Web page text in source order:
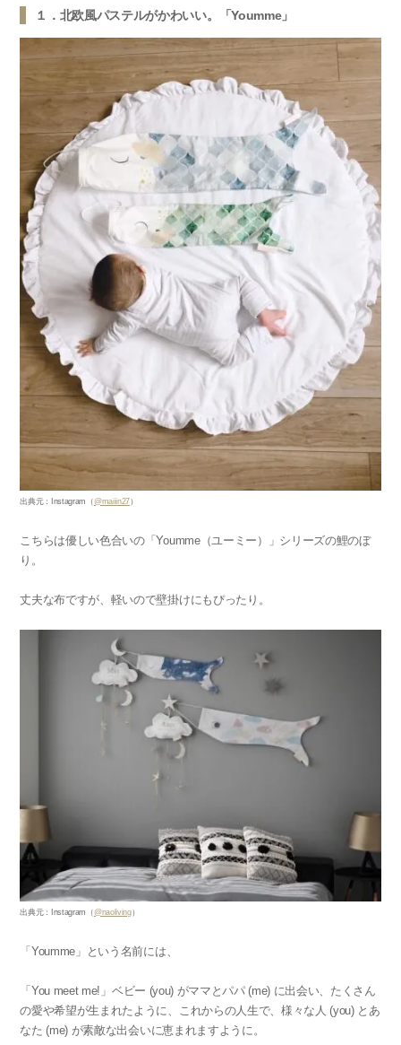
１．北欧風パステルがかわいい。「Youmme」
出典元：Instagram（@maiiin27）
こちらは優しい色合いの「Youmme（ユーミー）」シリーズの鯉のぼ
り。
丈夫な布ですが、軽いので壁掛けにもぴったり。
出典元：Instagram（@naoliving）
「Youmme」という名前には、
「You meet me!」ベビー (you) がママとパパ (me) に出会い、たくさん
の愛や希望が生まれたように、これからの人生で、様々な人 (you) とあ
なた (me) が素敵な出会いに恵まれますように。